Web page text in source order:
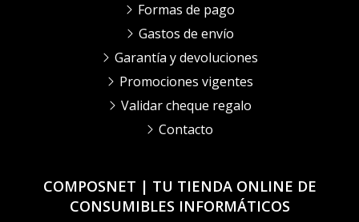
COMPOSNET | TU TIENDA ONLINE DE
CONSUMIBLES INFORMÁTICOS
Formas de pago
Gastos de envío
Garantía y devoluciones
Promociones vigentes
Validar cheque regalo
Contacto